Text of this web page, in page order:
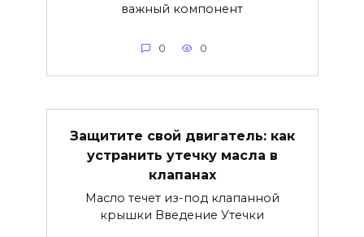
важный компонент
0 0
Защитите свой двигатель: как
устранить утечку масла в
клапанах
Масло течет из-под клапанной
крышки Введение Утечки